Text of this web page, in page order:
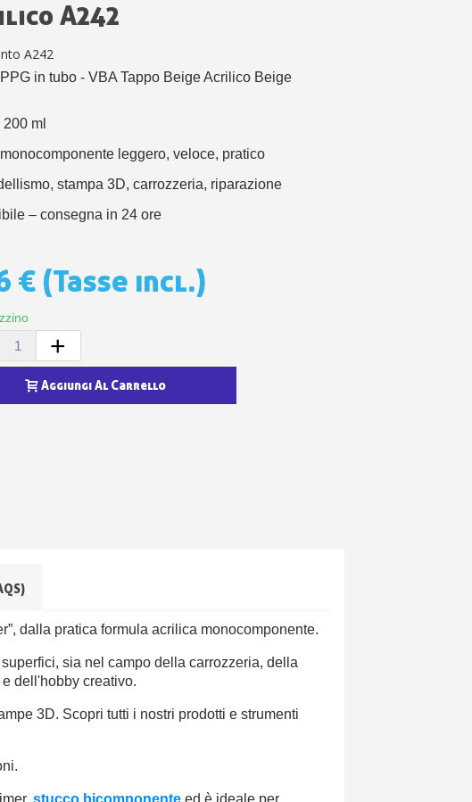
buono shopping per ogni referral
alla newsletter: 5€ di sconto
A242
A242
in tubo - VBA Tappo Beige Acrilico Beige
ml
leggero, veloce, pratico
stampa 3D, carrozzeria, riparazione
– consegna in 24 ore
€ (Tasse incl.)
+
Aggiungi Al Carrello
dalla pratica formula acrilica monocomponente.
sia nel campo della carrozzeria, della
dell'hobby creativo.
3D. Scopri tutti i nostri prodotti e strumenti
stucco bicomponente ed è ideale per